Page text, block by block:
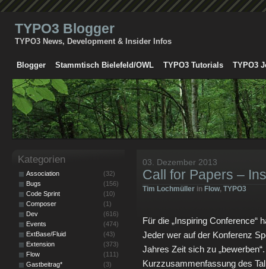
TYPO3 Blogger
TYPO3 News, Development & Insider Infos
Blogger Stammtisch Bielefeld/OWL TYPO3 Tutorials TYPO3
03. Dezember 2013
Call for Papers –
Tim Lochmüller in Flow, TYPO3
Für die „Inspiring Conference“
Jeder wer auf der Konferenz
Jahres Zeit sich zu
Kurzzusammenfassung des
Kategorien
Association
(32)
Bugs
(156)
Code Sprint
(10)
Composer
(1)
Dev
(616)
Events
(474)
ExtBase/Fluid
(43)
Extension
(373)
Flow
(111)
Gastbeitrag*
(3)